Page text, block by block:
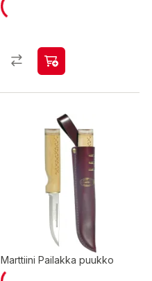
Marttiini Pailakka puukko